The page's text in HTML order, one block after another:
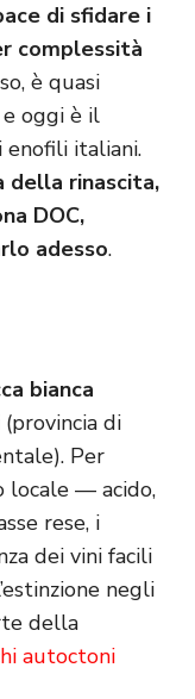
di sfidare i
complessità
è quasi
oggi è il
italiani.
della rinascita,
DOC,
adesso.
bianca
(provincia di
Per
locale — acido,
rese, i
dei vini facili
negli
della
autoctoni